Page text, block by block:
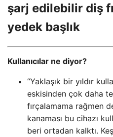
şarj edilebilir diş
yedek başlık
Kullanıcılar ne diyor?
“Yaklaşık bir yıldır
eskisinden çok daha
fırçalamama rağmen
kanaması bu cihazı
beri ortadan kalktı.